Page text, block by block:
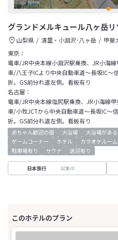
グランドメルキュール八ヶ岳
山梨県 清里・小淵沢･八ヶ岳
甲斐
東京：
電車/JR中央本線小淵沢駅乗換、JR小海
車/八王子ICより中央自動車道～長坂IC～
折。GS前分れ道左側。看板有り
名古屋：
電車/JR中央本線塩尻駅乗換、JR小海線
車/小牧JCTから中央自動車道～長坂IC～
折。GS前分れ道左側。看板有り
赤ちゃん歓迎の宿 大浴場 大浴場があ
ゲームコーナー
ホテル カラオケルーム
駐車場有り
サウナ 送迎有り
日本旅行 収集中